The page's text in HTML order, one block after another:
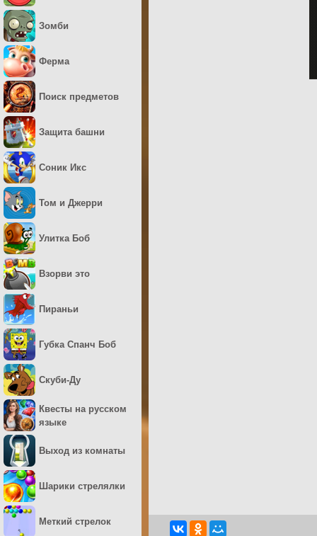
Зомби
Ферма
Поиск предметов
Защита башни
Соник Икс
Том и Джерри
Улитка Боб
Взорви это
Пираньи
Губка Спанч Боб
Скуби-Ду
Квесты на русском
языке
Выход из комнаты
Шарики стрелялки
Меткий стрелок